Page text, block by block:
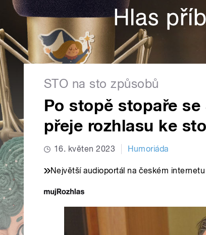
STO na sto způsobů
Po stopě stopaře
přeje rozhlasu ke
16. květen 2023 Humoriáda
Největší audioportál na českém internetu